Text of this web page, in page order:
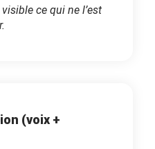
visible ce qui ne l’est
(voix +